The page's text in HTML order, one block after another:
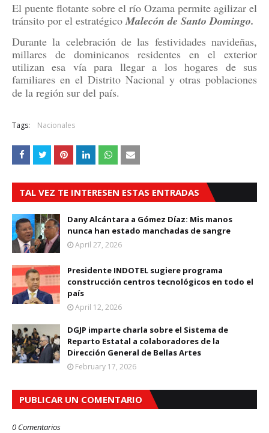
El puente flotante sobre el río Ozama permite agilizar el
tránsito por el estratégicoMalecón de Santo Domingo.
Durante la celebración de las festividades navideñas,
millares de dominicanos residentes en el exterior
utilizan esa vía para llegar a los hogares de sus
familiares en el Distrito Nacional y otras poblaciones
de la región sur del país.
Tags: Nacionales
TAL VEZ TE INTERESEN ESTAS ENTRADAS
Dany Alcántara a Gómez Díaz: Mis manos
nunca han estado manchadas de sangre
April 27, 2026
Presidente INDOTEL sugiere programa
construcción centros tecnológicos en todo el
país
April 12, 2026
DGJP imparte charla sobre el Sistema de
Reparto Estatal a colaboradores de la
Dirección General de Bellas Artes
February 17, 2026
PUBLICAR UN COMENTARIO
0 Comentarios